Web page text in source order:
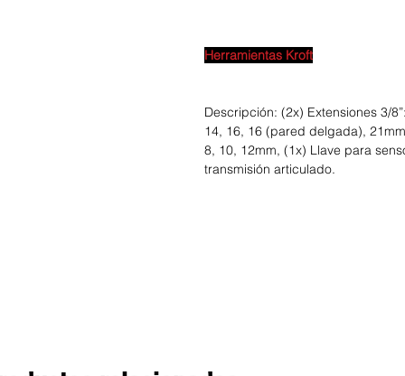
Herramientas Kroft
Descripción: (2x) Extensiones 3/
14, 16, 16 (pared delgada),
8, 10, 12mm, (1x) Llave para
transmisión articulado.